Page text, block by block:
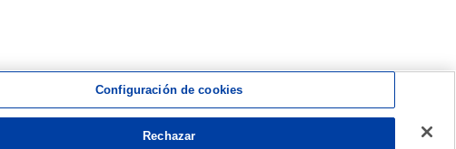
Configuración de cookies
Rechazar